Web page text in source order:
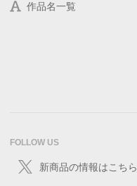
作品名一覧
FOLLOW US
新商品の情報はこちら